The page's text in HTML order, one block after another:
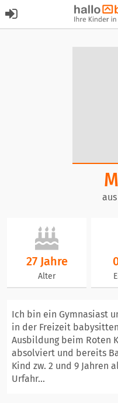
27 Jahre
Alter
Ich bin ein Gymnasiast
in der Freizeit
Ausbildung beim Roten
absolviert und bereits
Kind zw. 2 und 9 Jahren
Urfahr...